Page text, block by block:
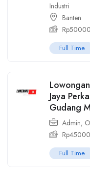
Industri
Banten
Rp
Full Time
Jaya
Gudang
Admin,
Rp
Full Time